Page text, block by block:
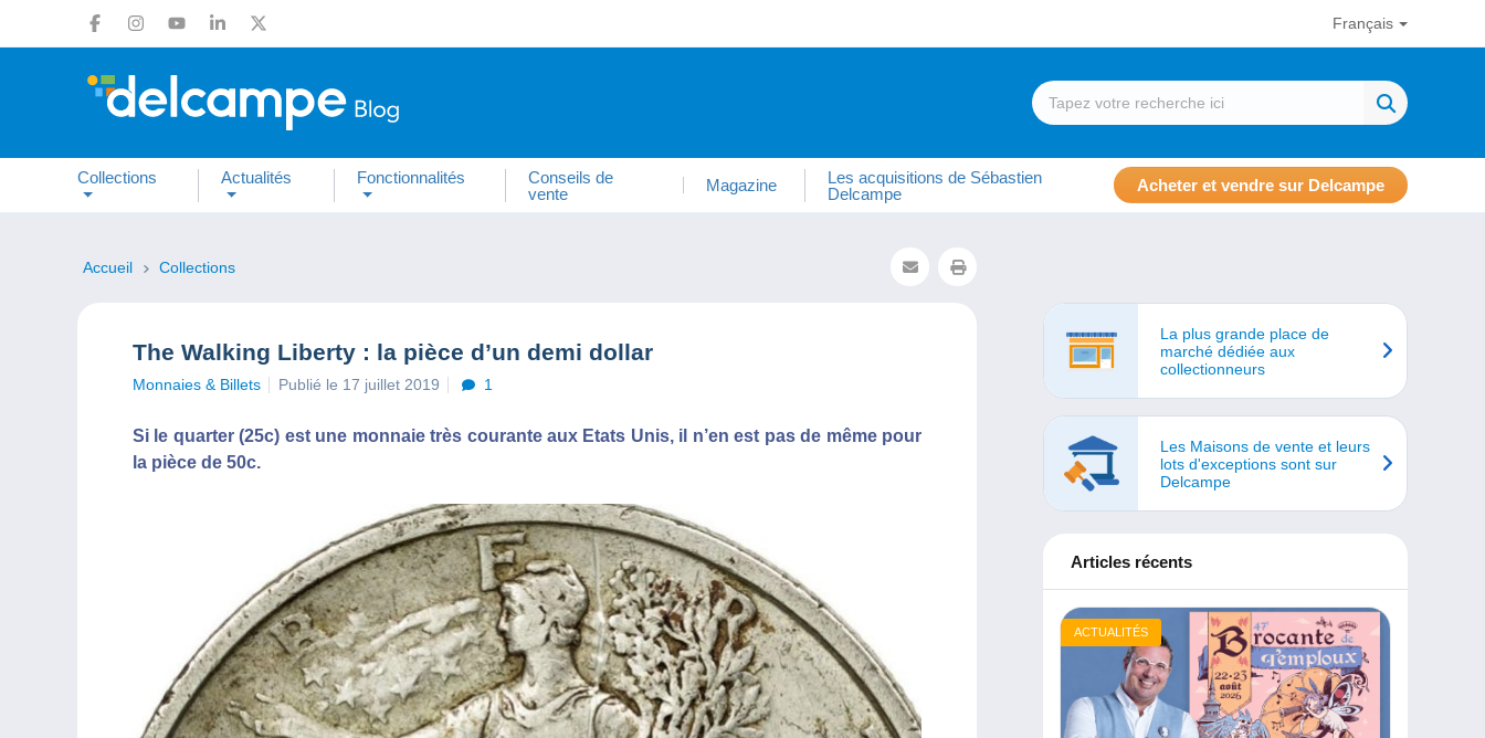
Français
Collections Actualités Fonctionnalités
Conseils de
vente
Magazine
Les acquisitions de Sébastien
Delcampe
Acheter et vendre sur Delcampe
Accueil Collections
The Walking Liberty : la pièce d’un demi dollar
Monnaies & Billets Publié le 17 juillet 2019 1
Si le quarter (25c) est une monnaie très courante aux Etats Unis, il n’en est pas de même pour
la pièce de 50c.
La plus grande place de
marché dédiée aux
collectionneurs
Les Maisons de vente et leurs
lots d'exceptions sont sur
Delcampe
Articles récents
ACTUALITÉS